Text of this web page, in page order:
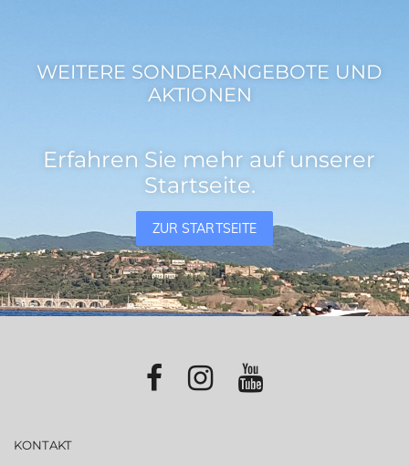
WEITERE SONDERANGEBOTE UND
AKTIONEN
Erfahren Sie mehr auf unserer
Startseite.
ZUR STARTSEITE
KONTAKT